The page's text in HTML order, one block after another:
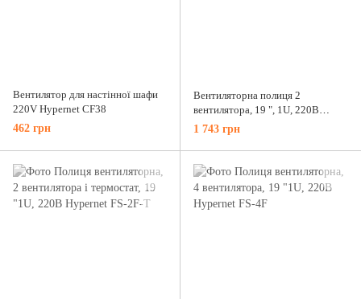
Вентилятор для настінної шафи
220V Hypernet CF38
462 грн
Вентиляторна полиця 2
вентилятора, 19 ", 1U, 220В
Hypernet FS-2F
1 743 грн